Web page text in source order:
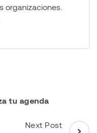
organizaciones.
tu agenda
Next Post